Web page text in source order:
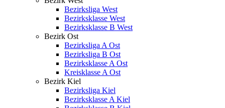
Bezirksliga West
Bezirksklasse West
Bezirksklasse B West
Bezirk Ost
Bezirksliga A Ost
Bezirksliga B Ost
Bezirksklasse A Ost
Kreisklasse A Ost
Bezirk Kiel
Bezirksliga Kiel
Bezirksklasse A Kiel